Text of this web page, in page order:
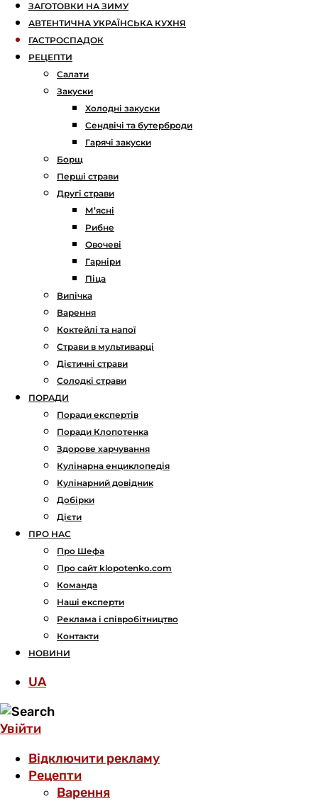
ЗАГОТОВКИ НА ЗИМУ
АВТЕНТИЧНА УКРАЇНСЬКА КУХНЯ
ГАСТРОСПАДОК
РЕЦЕПТИ
Салати
Закуски
Холодні закуски
Сендвічі та бутерброди
Гарячі закуски
Борщ
Перші страви
Другі страви
М’ясні
Рибне
Овочеві
Гарніри
Піца
Випічка
Варення
Коктейлі та напої
Страви в мультиварці
Дієтичні страви
Солодкі страви
ПОРАДИ
Поради експертів
Поради Клопотенка
Здорове харчування
Кулінарна енциклопедія
Кулінарний довідник
Добірки
Дієти
ПРО НАС
Про Шефа
Про сайт klopotenko.com
Команда
Наші експерти
Реклама і співробітництво
Контакти
НОВИНИ
UA
Увійти
Відключити рекламу
Рецепти
Варення